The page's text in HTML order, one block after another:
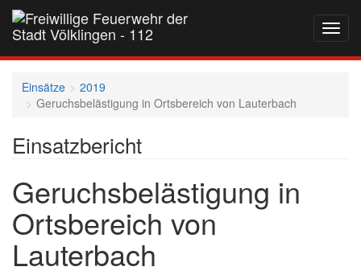
auf-
und
Einsätze
2019
Geruchsbelästigung in Ortsbereich von Lauterbach
Einsatzbericht
Geruchsbelästigung in
Ortsbereich von
Lauterbach